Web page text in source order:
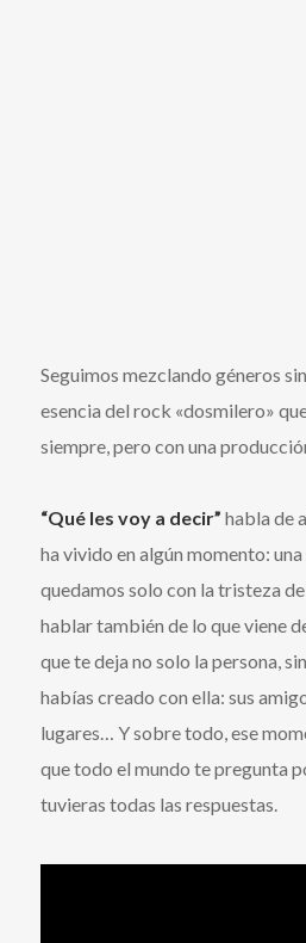
Seguimos mezclando géneros
esencia del rock «dosmilero»
siempre, pero con una
“Qué les voy a decir” habla de
ha vivido en algún momento:
quedamos solo con la tristeza
hablar también de lo que viene
que te deja no solo la persona,
habías creado con ella: sus
lugares… Y sobre todo, ese
que todo el mundo te pregunta
tuvieras todas las respuestas.